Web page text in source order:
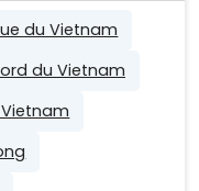
du Vietnam
du Vietnam